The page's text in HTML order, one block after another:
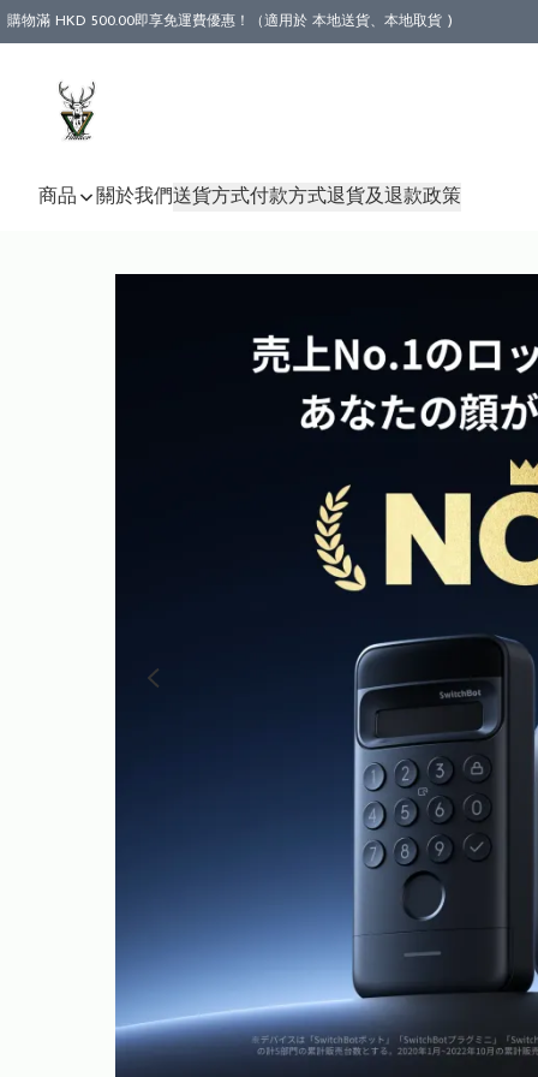
購物滿 HKD 500.00即享免運費優惠！（適用於 本地送貨、本地取貨 )
商品 關於我們送貨方式付款方式退貨及退款政策